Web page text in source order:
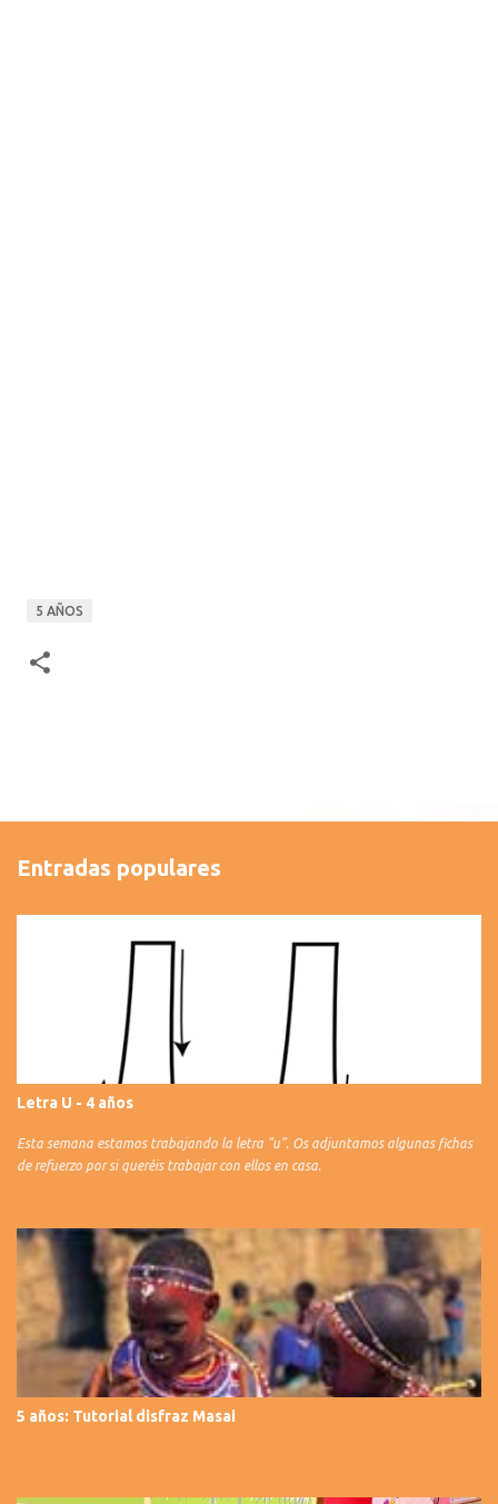
5 AÑOS
Entradas populares
Letra U - 4 años
Esta semana estamos trabajando la letra "u". Os adjuntamos algunas fichas
de refuerzo por si queréis trabajar con ellos en casa.
5 años: Tutorial disfraz Masai